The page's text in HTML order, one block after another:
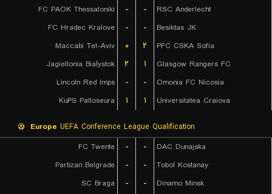
FC PAOK Thessaloniki
- -
RSC Anderlecht
FC Hradec Kralove
- -
Besiktas JK
Maccabi Tel-Aviv
۰ ۲
PFC CSKA Sofia
Jagiellonia Białystok
۲ ۱
Glasgow Rangers FC
Lincoln Red Imps
- -
Omonia FC Nicosia
KuPS Palloseura
۱ ۱ Universitatea Craiova
Europe UEFA Conference League Qualification
FC Twente
- -
DAC Dunajska
Partizan Belgrade
- -
Tobol Kostanay
SC Braga
- -
Dinamo Minsk